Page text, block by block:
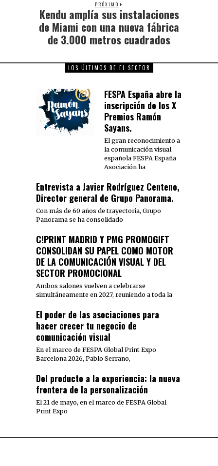
PRÓXIMO
Kendu amplía sus instalaciones
de Miami con una nueva fábrica
de 3.000 metros cuadrados
LOS ÚLTIMOS DE EL SECTOR
FESPA España abre la
inscripción de los X
Premios Ramón
Sayans.
El gran reconocimiento a
la comunicación visual
española FESPA España
Asociación ha
Entrevista a Javier Rodríguez Centeno,
Director general de Grupo Panorama.
Con más de 60 años de trayectoria, Grupo
Panorama se ha consolidado
C!PRINT MADRID Y PMG PROMOGIFT
CONSOLIDAN SU PAPEL COMO MOTOR
DE LA COMUNICACIÓN VISUAL Y DEL
SECTOR PROMOCIONAL
Ambos salones vuelven a celebrarse
simultáneamente en 2027, reuniendo a toda la
El poder de las asociaciones para
hacer crecer tu negocio de
comunicación visual
En el marco de FESPA Global Print Expo
Barcelona 2026, Pablo Serrano,
Del producto a la experiencia: la nueva
frontera de la personalización
El 21 de mayo, en el marco de FESPA Global
Print Expo